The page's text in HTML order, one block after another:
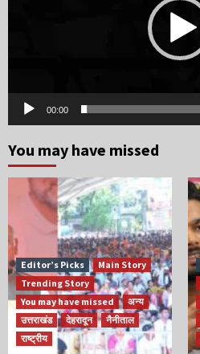
00:00
You may have missed
Editor’s Picks
Main Story
Trending Story
You may have missed
अन्य
उत्तराखंड
देहरादून
नैनीताल
राष्ट्रीय